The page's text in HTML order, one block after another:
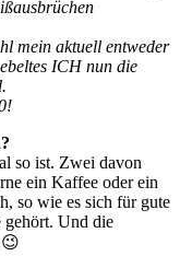
mein aktuell entweder
ICH nun die
so ist. Zwei davon
ein Kaffee oder ein
so wie es sich für gute
gehört. Und die